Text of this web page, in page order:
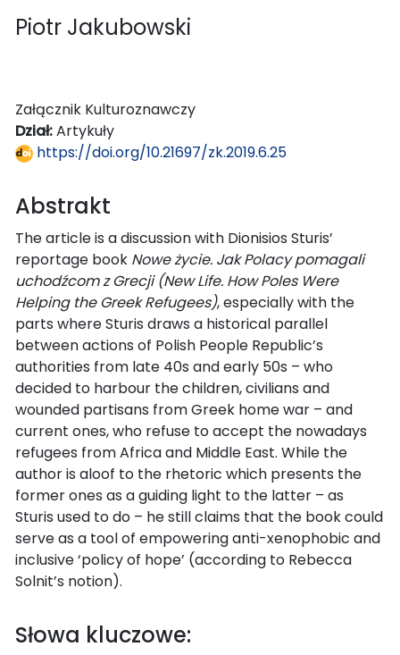
Piotr Jakubowski
Załącznik Kulturoznawczy
Dział:Artykuły
https://doi.org/10.21697/zk.2019.6.25
Abstrakt
The article is a discussion with Dionisios Sturis’
reportage book Nowe życie. Jak Polacy pomagali
uchodźcom z Grecji (New Life. How Poles Were
Helping the Greek Refugees), especially with the
parts where Sturis draws a historical parallel
between actions of Polish People Republic’s
authorities from late 40s and early 50s – who
decided to harbour the children, civilians and
wounded partisans from Greek home war – and
current ones, who refuse to accept the nowadays
refugees from Africa and Middle East. While the
author is aloof to the rhetoric which presents the
former ones as a guiding light to the latter – as
Sturis used to do – he still claims that the book could
serve as a tool of empowering anti-xenophobic and
inclusive ‘policy of hope’ (according to Rebecca
Solnit’s notion).
Słowa kluczowe: